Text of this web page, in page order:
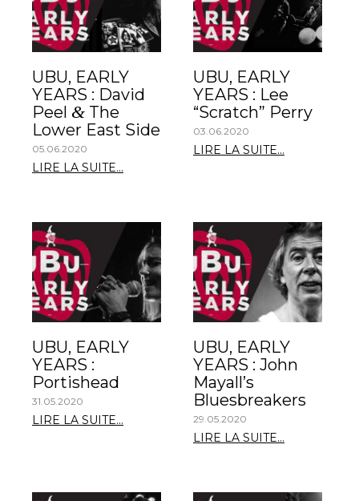
UBU, EARLY
YEARS : David
Peel & The
Lower East Side
05.06.2020
LIRE LA SUITE...
UBU, EARLY
YEARS : Lee
“Scratch” Perry
03.06.2020
LIRE LA SUITE...
UBU, EARLY
YEARS :
Portishead
31.05.2020
LIRE LA SUITE...
UBU, EARLY
YEARS : John
Mayall’s
Bluesbreakers
29.05.2020
LIRE LA SUITE...